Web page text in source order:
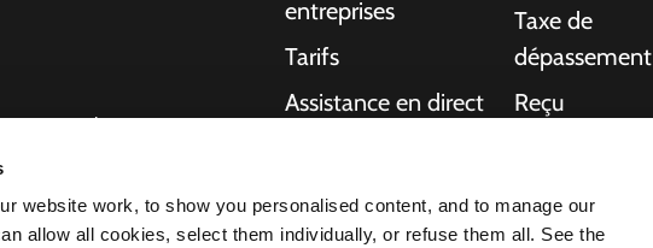
website work, to show you personalised content, and to manage our
allow all cookies, select them individually, or refuse them all. See the
pour les
de bout en
plus
voiture électrique
entreprises
Tarifs
Assistance en direct
Fournisseurs
Taxe de
dépassement
Reçu